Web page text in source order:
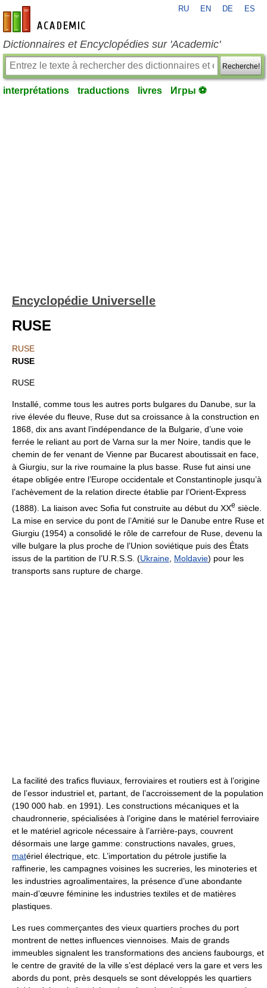
fr-academic.com
RU EN DE ES
Dictionnaires et Encyclopédies sur 'Academic'
Recherche!
interprétations traductions livres Игры ⚽
Encyclopédie Universelle
RUSE
RUSE
RUSE
RUSE
Installé, comme tous les autres ports bulgares du Danube, sur la
rive élevée du fleuve, Ruse dut sa croissance à la construction en
1868, dix ans avant l’indépendance de la Bulgarie, d’une voie
ferrée le reliant au port de Varna sur la mer Noire, tandis que le
chemin de fer venant de Vienne par Bucarest aboutissait en face,
à Giurgiu, sur la rive roumaine la plus basse. Ruse fut ainsi une
étape obligée entre l’Europe occidentale et Constantinople jusqu’à
l’achèvement de la relation directe établie par l’Orient-Express
(1888). La liaison avec Sofia fut construite au début du XXe siècle.
La mise en service du pont de l’Amitié sur le Danube entre Ruse et
Giurgiu (1954) a consolidé le rôle de carrefour de Ruse, devenu la
ville bulgare la plus proche de l’Union soviétique puis des États
issus de la partition de l’U.R.S.S. (Ukraine Moldavie) pour les
transports sans rupture de charge.
La facilité des trafics fluviaux, ferroviaires et routiers est à l’origine
de l’essor industriel et, partant, de l’accroissement de la population
(190 000 hab. en 1991). Les constructions mécaniques et la
chaudronnerie, spécialisées à l’origine dans le matériel ferroviaire
et le matériel agricole nécessaire à l’arrière-pays, couvrent
désormais une large gamme: constructions navales, grues,
matériel électrique, etc. L’importation du pétrole justifie la
raffinerie, les campagnes voisines les sucreries, les minoteries et
les industries agroalimentaires, la présence d’une abondante
main-d’œuvre féminine les industries textiles et de matières
plastiques.
Les rues commerçantes des vieux quartiers proches du port
montrent de nettes influences viennoises. Mais de grands
immeubles signalent les transformations des anciens faubourgs, et
le centre de gravité de la ville s’est déplacé vers la gare et vers les
abords du pont, près desquels se sont développés les quartiers